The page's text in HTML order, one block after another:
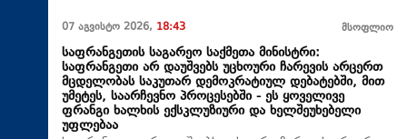
07 აგვისტო 2026, 18:43 მსოფლიო
საფრანგეთის საგარეო საქმეთა მინისტრი:
საფრანგეთი არ დაუშვებს უცხოური ჩარევის არცერთ
მცდელობას საკუთარ დემოკრატიულ დებატებში, მით
უმეტეს, საარჩევნო პროცესებში - ეს ყოველივე
ფრანგი ხალხის ექსკლუზიური და ხელშეუხებელი
უფლებაა